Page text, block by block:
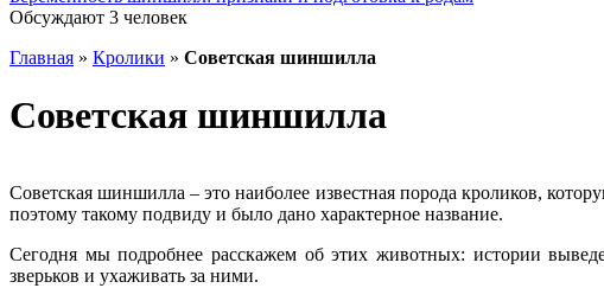
Обсуждают 3 человек
Главная » Кролики » Советская шиншилла
Советская шиншилла
Советская шиншилла – это наиболее известная порода кроликов,
поэтому такому подвиду и было дано характерное название.
Сегодня мы подробнее расскажем об этих животных: истории
зверьков и ухаживать за ними.